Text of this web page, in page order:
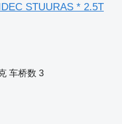
STUURAS * 2.5T
车桥数 3